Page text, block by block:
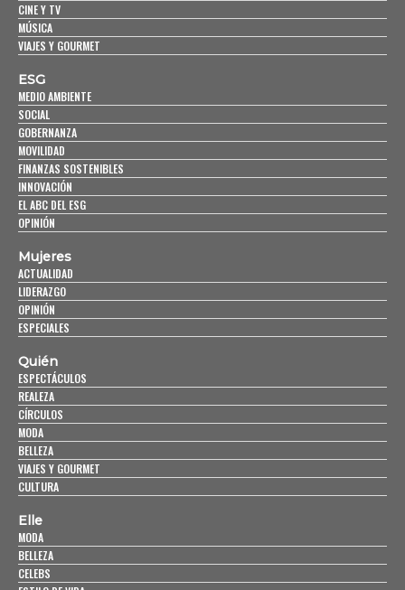
CINE Y TV
MÚSICA
VIAJES Y GOURMET
ESG
MEDIO AMBIENTE
SOCIAL
GOBERNANZA
MOVILIDAD
FINANZAS SOSTENIBLES
INNOVACIÓN
EL ABC DEL ESG
OPINIÓN
Mujeres
ACTUALIDAD
LIDERAZGO
OPINIÓN
ESPECIALES
Quién
ESPECTÁCULOS
REALEZA
CÍRCULOS
MODA
BELLEZA
VIAJES Y GOURMET
CULTURA
Elle
MODA
BELLEZA
CELEBS